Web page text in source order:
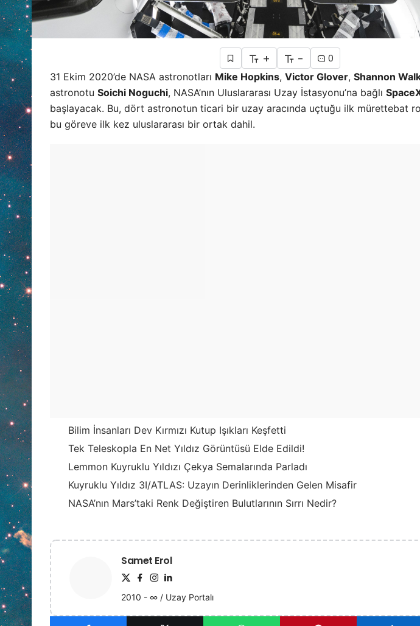
+ -
0
31 Ekim 2020’de NASA astronotları Mike Hopkins, Victor Glover, Shannon
astronotu Soichi Noguchi, NASA’nın Uluslararası Uzay İstasyonu’na bağlı
başlayacak. Bu, dört astronotun ticari bir uzay aracında uçtuğu ilk mürettebat
bu göreve ilk kez uluslararası bir ortak dahil.
Bilim İnsanları Dev Kırmızı Kutup Işıkları Keşfetti
Tek Teleskopla En Net Yıldız Görüntüsü Elde Edildi!
Lemmon Kuyruklu Yıldızı Çekya Semalarında Parladı
Kuyruklu Yıldız 3I/ATLAS: Uzayın Derinliklerinden Gelen Misafir
NASA’nın Mars’taki Renk Değiştiren Bulutlarının Sırrı Nedir?
Samet Erol
2010 - ∞ / Uzay Portalı